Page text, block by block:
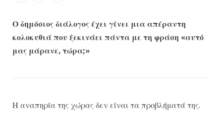
Ο δημόσιος διάλογος έχει γίνει μια απέραντη
κολοκυθιά που ξεκινάει πάντα με τη φράση «αυτό
μας μάρανε, τώρα;»
Η αναπηρία της χώρας δεν είναι τα προβλήματά της.